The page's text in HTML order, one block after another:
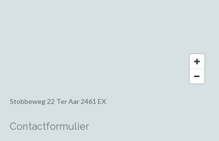
Stobbeweg 22 Ter Aar 2461 EX
Contactformulier